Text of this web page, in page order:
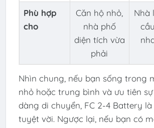
Phù hợp
cho
Căn hộ nhỏ,
nhà phố
diện tích vừa
phải
Nhà
Nhìn chung, nếu bạn sống trong
nhỏ hoặc trung bình và ưu tiên
dàng di chuyển, FC 2-4 Battery
tuyệt vời. Ngược lại, nếu bạn có